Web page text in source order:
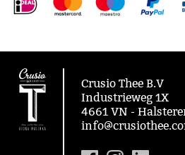
Crusio Thee B.V
Industrieweg 1X
4661 VN -